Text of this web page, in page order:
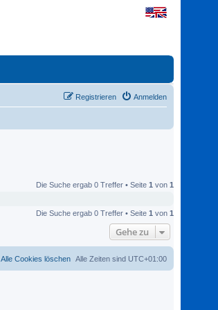
Anmelden
Registrieren
Die Suche ergab 0 Treffer • Seite 1 von 1
Die Suche ergab 0 Treffer • Seite 1 von 1
Gehe zu
Alle Zeiten sind UTC+01:00
Alle Cookies löschen